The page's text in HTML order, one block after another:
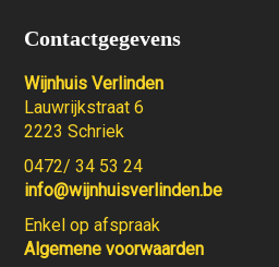
Contactgegevens
Wijnhuis Verlinden
Lauwrijkstraat 6
2223 Schriek
0472/ 34 53 24
info@wijnhuisverlinden.be
Enkel op afspraak
Algemene voorwaarden